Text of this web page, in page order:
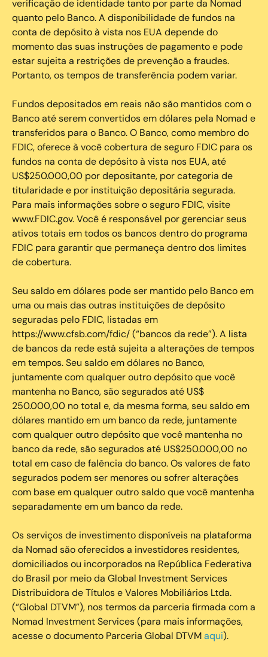
verificação de identidade tanto por parte da Nomad
quanto pelo Banco. A disponibilidade de fundos na
conta de depósito à vista nos EUA depende do
momento das suas instruções de pagamento e pode
estar sujeita a restrições de prevenção a fraudes.
Portanto, os tempos de transferência podem variar.
Fundos depositados em reais não são mantidos com o
Banco até serem convertidos em dólares pela Nomad e
transferidos para o Banco. O Banco, como membro do
FDIC, oferece à você cobertura de seguro FDIC para os
fundos na conta de depósito à vista nos EUA, até
US$250.000,00 por depositante, por categoria de
titularidade e por instituição depositária segurada.
Para mais informações sobre o seguro FDIC, visite
www.FDIC.gov. Você é responsável por gerenciar seus
ativos totais em todos os bancos dentro do programa
FDIC para garantir que permaneça dentro dos limites
de cobertura.
Seu saldo em dólares pode ser mantido pelo Banco em
uma ou mais das outras instituições de depósito
seguradas pelo FDIC, listadas em
https://www.cfsb.com/fdic/ (“bancos da rede”). A lista
de bancos da rede está sujeita a alterações de tempos
em tempos. Seu saldo em dólares no Banco,
juntamente com qualquer outro depósito que você
mantenha no Banco, são segurados até US$
250.000,00 no total e, da mesma forma, seu saldo em
dólares mantido em um banco da rede, juntamente
com qualquer outro depósito que você mantenha no
banco da rede, são segurados até US$250.000,00 no
total em caso de falência do banco. Os valores de fato
segurados podem ser menores ou sofrer alterações
com base em qualquer outro saldo que você mantenha
separadamente em um banco da rede.
Os serviços de investimento disponíveis na plataforma
da Nomad são oferecidos a investidores residentes,
domiciliados ou incorporados na República Federativa
do Brasil por meio da Global Investment Services
Distribuidora de Títulos e Valores Mobiliários Ltda.
(“Global DTVM”), nos termos da parceria firmada com a
Nomad Investment Services (para mais informações,
acesse o documento Parceria Global DTVMaqui).